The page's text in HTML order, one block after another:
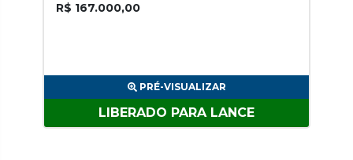
R$ 167.000,00
PRÉ-VISUALIZAR
LIBERADO PARA LANCE